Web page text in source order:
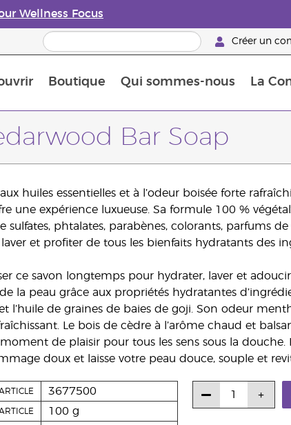
Wellness Focus
Créer un
Boutique Qui sommes-nous La
Bar Soap
huiles essentielles et à l’odeur boisée forte
une expérience luxueuse. Sa formule 100 %
sulfates, phtalates, parabènes, colorants, parfums
et profiter de tous les bienfaits hydratants des
ce savon longtemps pour hydrater, laver et
la peau grâce aux propriétés hydratantes
et l’huile de graines de baies de goji. Son odeur
Le bois de cèdre à l’arôme chaud et
de plaisir pour tous les sens sous la douche.
doux et laisse votre peau douce, souple et
3677500
100 g